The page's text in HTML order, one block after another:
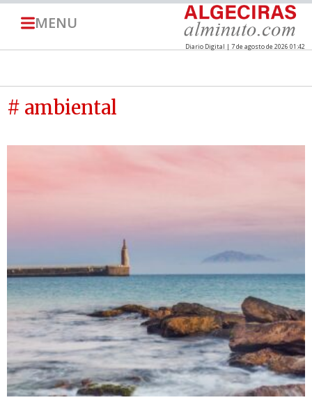
MENU
Diario Digital | 7 de agosto de 2026 01:42
# ambiental